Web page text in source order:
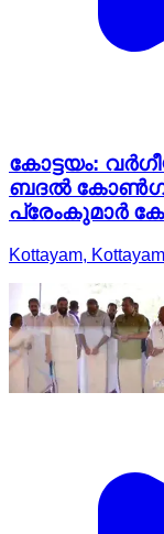
കോട്ടയം:
ബദൽ
പ്രേംകുമാർ
Kottayam,